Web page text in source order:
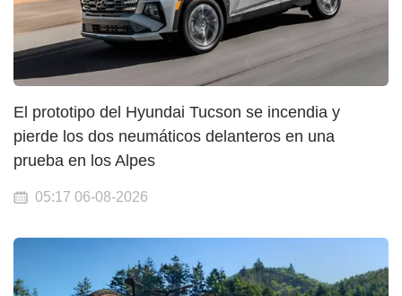
El prototipo del Hyundai Tucson se incendia y
pierde los dos neumáticos delanteros en una
prueba en los Alpes
05:17 06-08-2026